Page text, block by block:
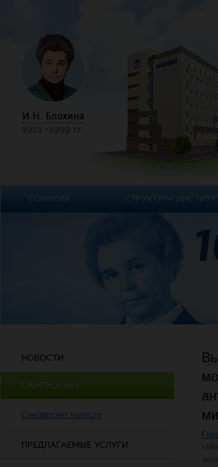
НОВОСТИ
САНПРОСВЕТ
Санпросвет новости
ПРЕДЛАГАЕМЫЕ УСЛУГИ
СОБЫТИЯ СТРУКТУРА